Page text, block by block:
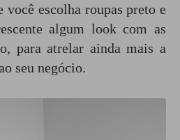
você escolha roupas preto e
algum look com as
para atrelar ainda mais a
seu negócio.